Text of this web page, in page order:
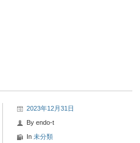
2023年12月31日
By endo-t
In 未分類